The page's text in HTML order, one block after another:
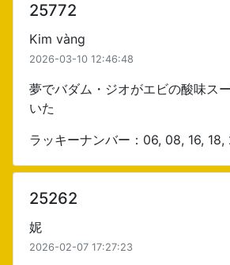
25772
Kim vàng
2026-03-10 12:46:48
夢でバダム・ジオがエビの酸味ス
いた
ラッキーナンバー：06, 08, 16, 18,
25262
妮
2026-02-07 17:27:23